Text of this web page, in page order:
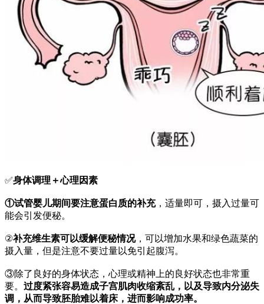
✅身体调理＋心理因素
①试管婴儿期间要注意蛋白质的补充，适量即可，摄入过量可
能会引发便秘。
②补充维生素可以缓解便秘情况，可以增加水果和绿色蔬菜的
摄入量，但是注意不要过量以免引起腹泻。
③除了良好的身体状态，心理或精神上的良好状态也非常重
要。 过度紧张容易造成子宫肌肉收缩紊乱，以及导致内分泌失
调，从而导致胚胎难以着床，进而影响成功率。